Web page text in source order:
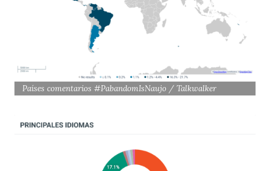
Países comentarios #PabandomIsNaujo / Talkwalker